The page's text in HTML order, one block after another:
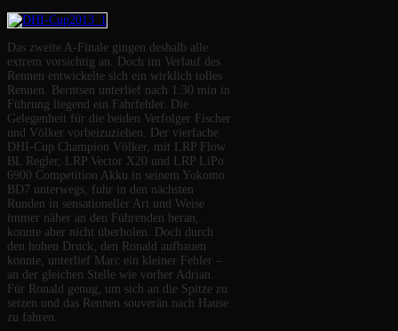
Das zweite A-Finale gingen deshalb alle
extrem vorsichtig an. Doch im Verlauf des
Rennen entwickelte sich ein wirklich tolles
Rennen. Berntsen unterlief nach 1:30 min in
Führung liegend ein Fahrfehler. Die
Gelegenheit für die beiden Verfolger Fischer
und Völker vorbeizuziehen. Der vierfache
DHI-Cup Champion Völker, mit LRP Flow
BL Regler, LRP Vector X20 und LRP LiPo
6900 Competition Akku in seinem Yokomo
BD7 unterwegs, fuhr in den nächsten
Runden in sensationeller Art und Weise
immer näher an den Führenden heran,
konnte aber nicht überholen. Doch durch
den hohen Druck, den Ronald aufbauen
konnte, unterlief Marc ein kleiner Fehler –
an der gleichen Stelle wie vorher Adrian.
Für Ronald genug, um sich an die Spitze zu
setzen und das Rennen souverän nach Hause
zu fahren.